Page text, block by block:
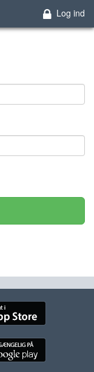
Log ind